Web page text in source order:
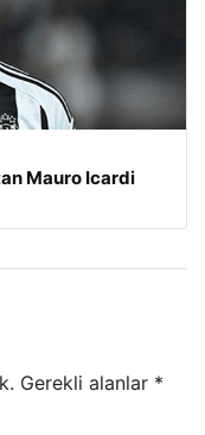
Mauro Icardi
Gerekli alanlar *